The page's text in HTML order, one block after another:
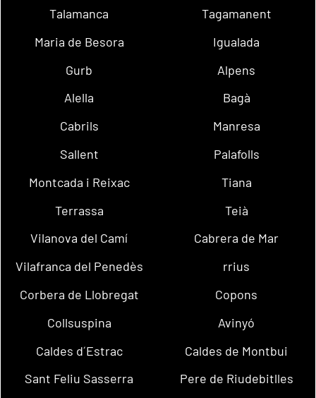
Talamanca
Tagamanent
Maria de Besora
Igualada
Gurb
Alpens
Alella
Bagà
Cabrils
Manresa
Sallent
Palafolls
Montcada i Reixac
Tiana
Terrassa
Teià
Vilanova del Camí
Cabrera de Mar
Vilafranca del Penedès
rrius
Corbera de Llobregat
Copons
Collsuspina
Avinyó
Caldes d´Estrac
Caldes de Montbui
Sant Feliu Sasserra
Pere de Riudebitlles